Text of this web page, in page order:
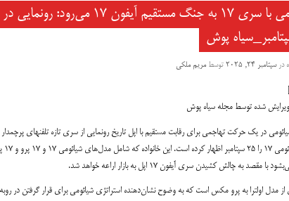
شیائومی با سری ۱۷ به جنگ مستقیم آیفون ۱۷ می‌رود: رونمایی در
درسپتامبر 24, 2025 توسطمریم ملکی
شده توسط مجله سیاه پوش
در یک حرکت تهاجمی برای رقابت مستقیم با اپل تاریخ رونمایی از سری تازه تلفنهای
یعنی شیائومی ۱۷
مقصد به چالش کشیدن سری آیفون ۱۷ اپل به بازار اراعه خواهد شد.
از مدل اولترا به پرو مکس است که به وضوح نشان‌دهنده استراتژی شیائومی برای قرار گرفتن در